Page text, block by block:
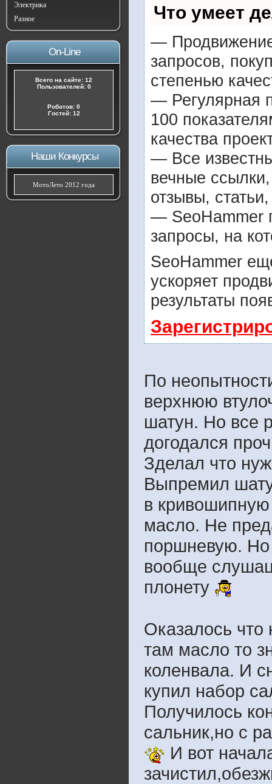
Электрика
Разное
On-Line
Всего на сайте: 12
Пользователей: 0
Роботов: 0
Гостей: 12
Наши Конкурсы
МотоЛето 2012 года
Что умеет
—
запросов,
степенью
— Регулярная
100
качества
— Все
вечные
отзывы,
— SeoHammer
запросы, на
SeoHammer
ускоряет
результаты
По
верхнюю
шатун. Но все
догодался
Зделал что
Выпремил
в
масло. Не
поршневую. Но
вообще
плонету
Оказалось
там масло то
коленвала. И
купил набор
Получилось
сальник,но с
И вот